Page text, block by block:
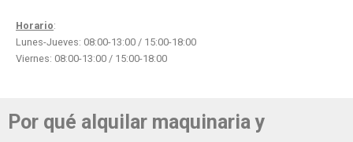
Horario:
Lunes-Jueves: 08:00-13:00 / 15:00-18:00
Viernes: 08:00-13:00 / 15:00-18:00
Por qué alquilar maquinaria y